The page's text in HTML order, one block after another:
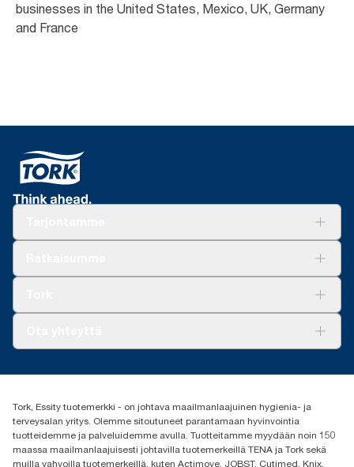
businesses in the United States, Mexico, UK, Germany
and France
(+358) 9 5068 8222
Oy Essity Finland Ab
Revontulenkuja 1
02100 Espoo
Tork, Essity tuotemerkki - on johtava maailmanlaajuinen hygienia- ja
terveysalan yritys. Olemme sitoutuneet parantamaan hyvinvointia
tuotteidemme ja palveluidemme avulla. Tuotteitamme myydään noin 150
maassa maailmanlaajuisesti johtavilla tuotemerkeillä TENA ja Tork sekä
muilla vahvoilla tuotemerkeillä, kuten Actimove, JOBST, Cutimed, Knix,